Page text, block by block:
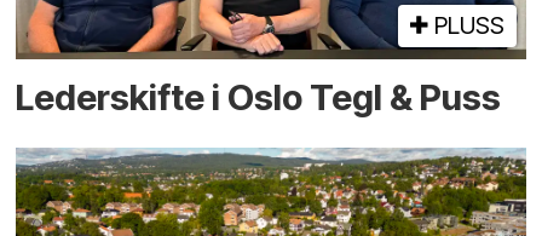
PLUSS
Lederskifte i Oslo Tegl & Puss